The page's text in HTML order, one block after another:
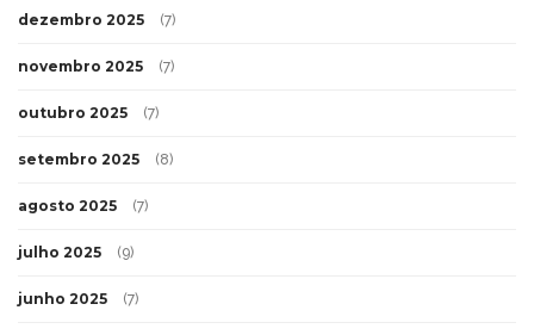
dezembro 2025 (7)
novembro 2025 (7)
outubro 2025 (7)
setembro 2025 (8)
agosto 2025 (7)
julho 2025 (9)
junho 2025 (7)